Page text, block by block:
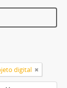
digital